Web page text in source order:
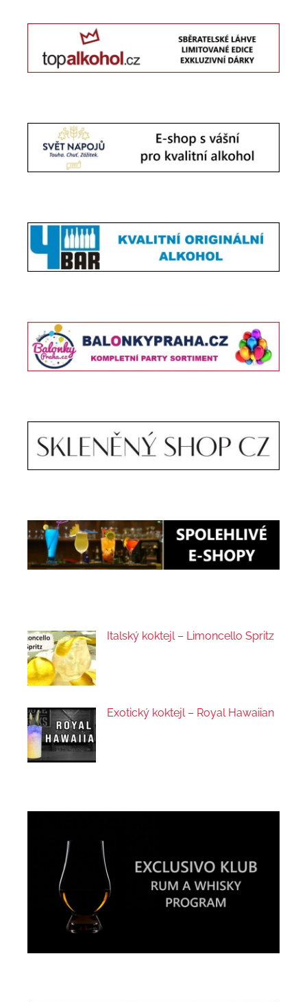
Italský koktejl – Limoncello Spritz
Exotický koktejl – Royal Hawaiian